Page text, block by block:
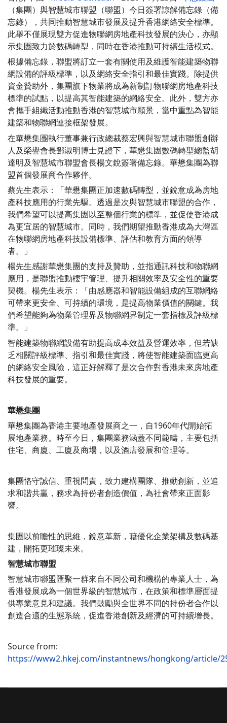
（集團）與智慧城市聯盟（聯盟）今日簽署諒解備忘錄（備
忘錄），共同推動智慧城市發展及提升香港網絡安全標準。
此舉不僅展現雙方促進物聯網房地產科技發展的決心，亦顯
示集團致力於數碼轉型，同時在香港推動可持續生活模式。
根據備忘錄，聯盟將訂立一套有關使用及維護智能建築物聯
網設備的評級標準，以及網絡安全指引和最佳實踐。除提供
資金贊助外，集團旗下物業將成為新制訂物聯網房地產科技
標準的試點，以提高其智能建築的網絡安全。此外，雙方亦
會攜手組織活動推動香港的智慧城市願景，當中重點為智能
建築和物聯網連接框架發展。
在華懋集團執行董事兼行政總裁蔡宏興與智慧城市聯盟創辦
人及榮譽會長鄧淑明博士見證下，華懋集團數碼轉型總監胡
達明及智慧城市聯盟會長楊文銳簽署備忘錄。華懋集團為聯
盟首個發展商合作夥伴。
蔡先生表示：「華懋集團正加速數碼轉型，並銳意成為房地
產科技應用的行業先驅。透過是次與智慧城市聯盟的合作，
我們希望可以提高集團以至整個行業的標準，並促使香港成
為更宜居的智慧城市。同時，我們期望推動香港成為大灣區
在物聯網房地產科技設備標準、評估和教育方面的領導
者。」
楊先生感謝華懋集團的支持及贊助，並指通訊科技和物聯網
應用，是聯盟推動樓宇管理、提升相關效率及安全性的重要
契機。楊先生表示：「由感應器和智能設備組成的互聯網絡
可帶來更安全、可持續的環境，是提高物業價值的關鍵。我
們希望能夠為物業管理界及物聯網界制定一套指標及評級標
準。」
智能建築物聯網設備有助提高成本效益及營運效率，但若缺
乏相關評級標準、指引和最佳實踐，將使智能建築面臨更高
的網絡安全風險，這正好解釋了是次合作對香港未來房地產
科技發展的重要。
華懋集團
華懋集團為香港主要地產發展商之一，自1960年代開始拓
展地產業務。時至今日，集團業務涵蓋不同範疇，主要包括
住宅、商廈、工廈及商場，以及酒店發展和管理等。
集團恪守誠信、重視問責，致力建構團隊、推動創新，並追
求和諧共贏，務求為持份者創造價值，為社會帶來正面影
響。
集團以前瞻性的思維，銳意革新，藉優化企業架構及數碼基
建，開拓更璀璨未來。
智慧城市聯盟
智慧城市聯盟匯聚一群來自不同公司和機構的專業人士，為
香港發展成為一個世界級的智慧城市，在政策和標準層面提
供專業意見和建議。我們鼓勵與全世界不同的持份者合作以
創造合適的生態系統，促進香港創新及經濟的可持續增長。
Source from:
https://www2.hkej.com/instantnews/hongkong/article/